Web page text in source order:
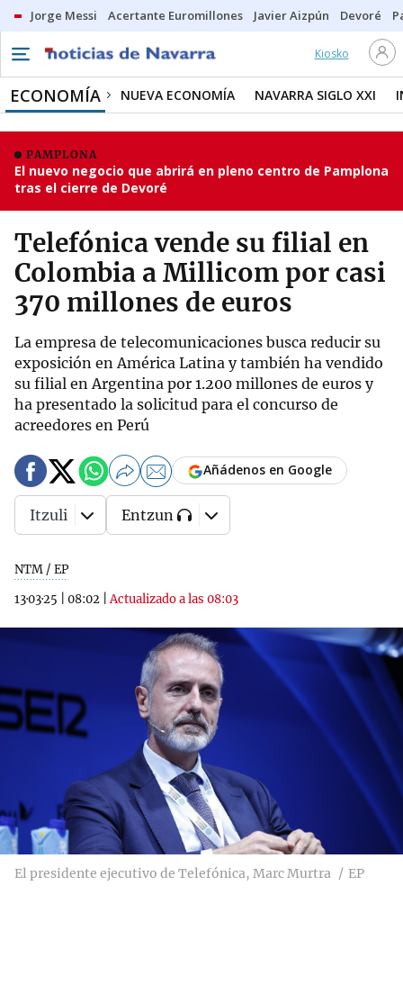
Jorge Messi Acertante Euromillones Javier Aizpún Devoré
Kiosko
ECONOMÍA NUEVA ECONOMÍA NAVARRA SIGLO XXI
PAMPLONA
El nuevo negocio que abrirá en pleno centro de Pamplona
tras el cierre de Devoré
Telefónica vende su filial en
Colombia a Millicom por casi
370 millones de euros
La empresa de telecomunicaciones busca reducir su
exposición en América Latina y también ha vendido
su filial en Argentina por 1.200 millones de euros y
ha presentado la solicitud para el concurso de
acreedores en Perú
NTM / EP
13·03·25
08:02 |Actualizado a las 08:03
Añádenos en Google
Itzuli Entzun
El presidente ejecutivo de Telefónica, Marc Murtra EP